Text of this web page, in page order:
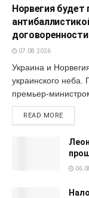
Норвегия будет
договоренности
07.08.2026
Украина и
украинского
премьер-
READ MORE